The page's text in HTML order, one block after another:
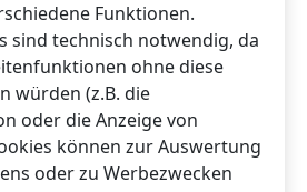
Funktionen.
sind technisch notwendig, da
ohne diese
würden (z.B. die
oder die Anzeige von
können zur Auswertung
oder zu Werbezwecken